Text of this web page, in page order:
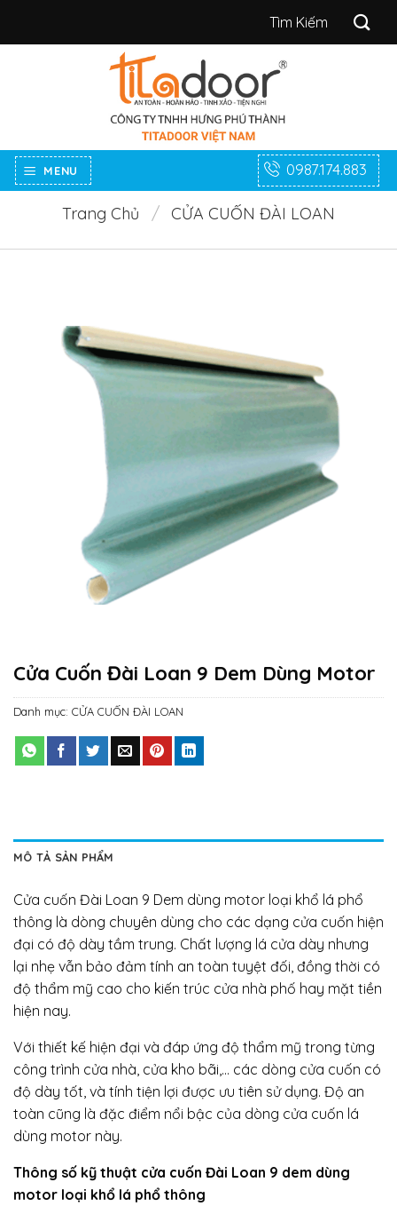
Tìm
MENU 0987.174.883
Trang Chủ / CỬA CUỐN ĐÀI LOAN
Cửa Cuốn Đài Loan 9 Dem Dùng Motor
Danh mục: CỬA CUỐN ĐÀI LOAN
MÔ TẢ SẢN PHẨM
Cửa cuốn Đài Loan 9 Dem dùng motor loại khổ lá phổ
thông là dòng chuyên dùng cho các dạng cửa cuốn hiện
đại có độ dày tầm trung. Chất lượng lá cửa dày nhưng
lại nhẹ vẫn bảo đảm tính an toàn tuyệt đối, đồng thời có
độ thẩm mỹ cao cho kiến trúc cửa nhà phố hay mặt tiền
hiện nay.
Với thiết kế hiện đại và đáp ứng độ thẩm mỹ trong từng
công trình cửa nhà, cửa kho bãi,… các dòng cửa cuốn có
độ dày tốt, và tính tiện lợi được ưu tiên sử dụng. Độ an
toàn cũng là đặc điểm nổi bậc của dòng cửa cuốn lá
dùng motor này.
Thông số kỹ thuật cửa cuốn Đài Loan 9 dem dùng
motor loại khổ lá phổ thông